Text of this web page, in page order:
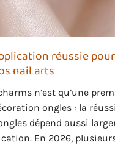
réussie
nail arts
n’est qu’une
ongles : la
dépend aussi
En 2026,